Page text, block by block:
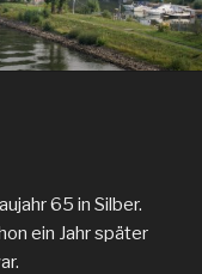
65 in Silber.
ein Jahr später